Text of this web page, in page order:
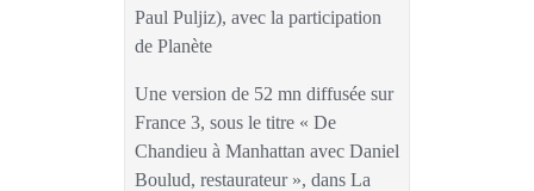
Paul Puljiz), avec la participation
de Planète
Une version de 52 mn diffusée sur
France 3, sous le titre « De
Chandieu à Manhattan avec Daniel
Boulud, restaurateur », dans La